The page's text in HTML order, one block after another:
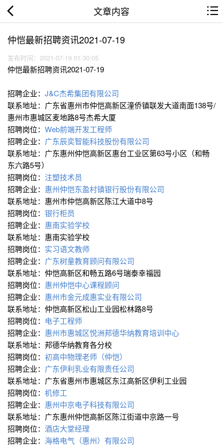
文章内容
仲恺最新招聘资讯2021-07-19
发布时间：2021-07-19 01:30:05
仲恺最新招聘资讯2021-07-19
招聘企业： J&C杰希集团有限公司
联系地址：广东省惠州市仲恺高新区潼侨镇联发大道南面138号/
惠州市惠城区麦地路8号杰希大厦
招聘岗位： Web前端开发工程师
招聘企业： 广东辰奕智能科技股份有限公司
联系地址：广东惠州仲恺高新区惠台工业区第63号小区（和畅
东六路5号）
招聘岗位： 注塑技术员
招聘企业： 惠州仲恺东盈村镇银行股份有限公司
联系地址：惠州市仲恺高新区陈江大道中8号
招聘岗位： 银行柜员
招聘企业： 惠南实验学校
联系地址：惠南实验学校
招聘岗位： 实习语文教师
招聘企业： 广东树童教育顾问有限公司
联系地址：仲恺高新区和畅五路6号瑞泰幸福园
招聘岗位： 惠州仲恺中心课程顾问
招聘企业： 惠州市金元成惠实业有限公司
联系地址：仲恺高新区松山工业园松林路8号
招聘岗位： 电子工程师
招聘企业： 惠州市惠城区悦洲邦德华纳教育培训中心
联系地址：邦德华纳教育各分校
招聘岗位： 初高中物理老师（仲恺）
招聘企业： 广东伊利乳业有限责任公司
联系地址：广东省惠州市惠城区东江高新区伊利工业园
招聘岗位： 机修工
招聘企业： 惠州中京电子科技有限公司
联系地址：广东惠州仲恺高新区陈江街道中京路一号
招聘岗位： 酒店大堂经理
招聘企业： 海格电气（惠州）有限公司